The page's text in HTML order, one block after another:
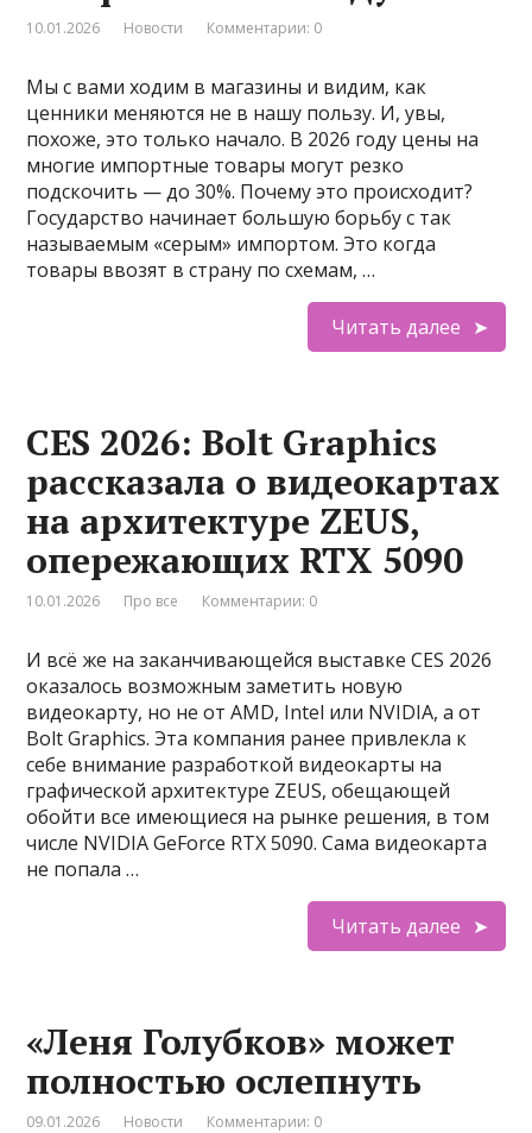
10.01.2026 Новости Комментарии: 0
Мы с вами ходим в магазины и видим, как
ценники меняются не в нашу пользу. И, увы,
похоже, это только начало. В 2026 году цены на
многие импортные товары могут резко
подскочить — до 30%. Почему это происходит?
Государство начинает большую борьбу с так
называемым «серым» импортом. Это когда
товары ввозят в страну по схемам, …
Читать далее
CES 2026: Bolt Graphics
рассказала о видеокартах
на архитектуре ZEUS,
опережающих RTX 5090
10.01.2026 Про все Комментарии: 0
И всё же на заканчивающейся выставке CES 2026
оказалось возможным заметить новую
видеокарту, но не от AMD, Intel или NVIDIA, а от
Bolt Graphics. Эта компания ранее привлекла к
себе внимание разработкой видеокарты на
графической архитектуре ZEUS, обещающей
обойти все имеющиеся на рынке решения, в том
числе NVIDIA GeForce RTX 5090. Сама видеокарта
не попала …
Читать далее
«Леня Голубков» может
полностью ослепнуть
09.01.2026 Новости Комментарии: 0